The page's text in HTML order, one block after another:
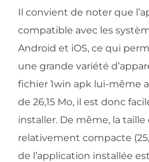
Il convient de noter que
compatible avec les
Android et iOS, ce qui
une grande variété
fichier 1win apk lui-même
de 26,15 Mo, il est donc
installer. De même, la
relativement compacte
de l’application installée